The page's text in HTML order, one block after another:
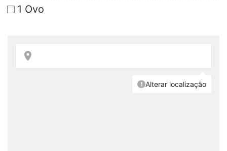
1 Ovo